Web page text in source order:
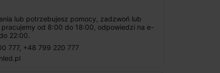
lub potrzebujesz pomocy, zadzwoń lub
pracujemy od 8:00 do 18:00, odpowiedzi na e-
22:00.
777, +48 799 220 777